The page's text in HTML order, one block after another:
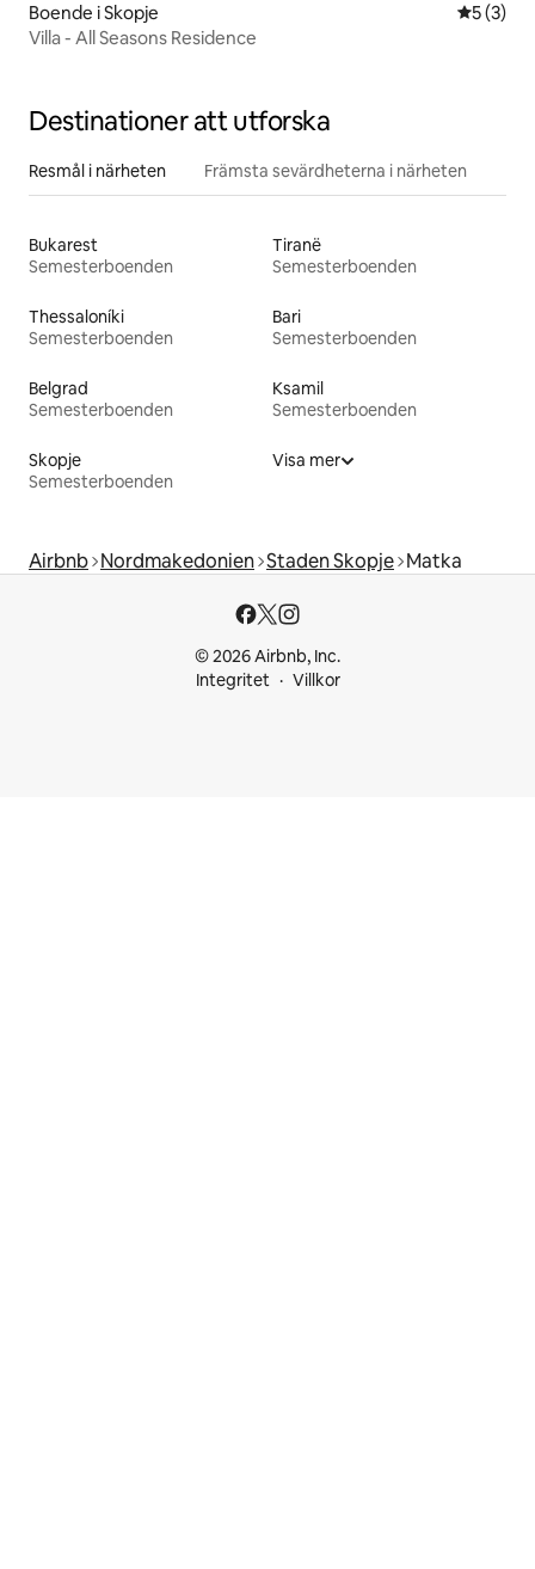
Boende i Skopje 5 av 5 i
5 (3)
Villa - All Seasons Residence
Destinationer att utforska
Resmål i närheten Främsta sevärdheterna i närheten
Bukarest
Semesterboenden
Tiranë
Semesterboenden
Thessaloníki
Semesterboenden
Bari
Semesterboenden
Belgrad
Semesterboenden
Ksamil
Semesterboenden
Skopje
Semesterboenden
Visa mer
Airbnb Nordmakedonien Staden Skopje Matka
© 2026 Airbnb, Inc.
Integritet
Villkor